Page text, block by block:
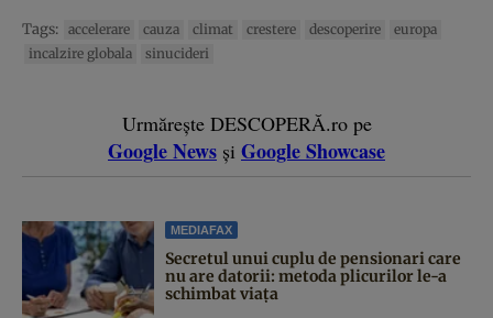
Tags: accelerare cauza climat crestere descoperire
europa
incalzire globala
sinucideri
Urmărește DESCOPERĂ.ro pe
Google News și Google Showcase
MEDIAFAX
Secretul unui cuplu de pensionari care
nu are datorii: metoda plicurilor le-a
schimbat viața